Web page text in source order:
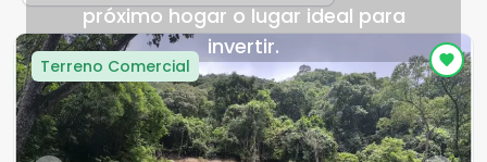
próximo hogar o lugar ideal para
invertir.
Terreno Comercial